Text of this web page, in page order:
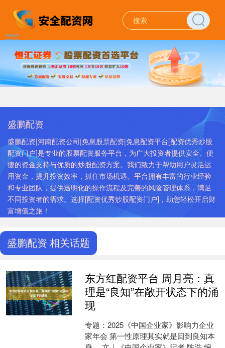
盛鹏配资
盛鹏配资|河南配资公司|免息股票配资|免息配资平台[配资优秀炒股
配资门户]是专业的股票配资服务平台，为广大投资者提供安全、便
捷的资金支持与优质的炒股配资方案。我们致力于帮助用户灵活运
用资金，提升投资效率，抓住市场机遇。平台拥有丰富的行业经验
和专业团队，提供透明化的操作流程及完善的风险管理体系，满足
不同投资者的需求。选择[配资优秀炒股配资门户]，助您轻松开启财
富增值之旅！
盛鹏配资 相关话题
东方红配资平台 周月亮：真
理是“良知”在敞开状态下的涌
现
专题：2025《中国企业家》影响力企业
家年会 第一性原理其实就是回到良知本